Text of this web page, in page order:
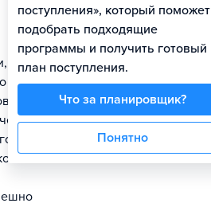
как
поступления», который поможет
подобрать подходящие
программы и получить готовый
план поступления.
Что за планировщик?
Понятно